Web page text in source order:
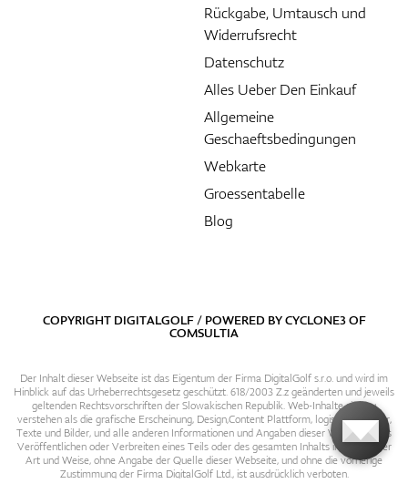
Rückgabe, Umtausch und
Widerrufsrecht
Datenschutz
Alles Ueber Den Einkauf
Allgemeine
Geschaeftsbedingungen
Webkarte
Groessentabelle
Blog
COPYRIGHT DIGITALGOLF / POWERED BYCYCLONE3OF
COMSULTIA
Der Inhalt dieser Webseite ist das Eigentum der Firma DigitalGolf s.r.o. und wird im
Hinblick auf das Urheberrechtsgesetz geschützt. 618/2003 Z.z geänderten und jeweils
geltenden Rechtsvorschriften der Slowakischen Republik. Web-Inhalte sind zu
verstehen als die grafische Erscheinung, Design,Content Plattform, logische Struktur,
Texte und Bilder, und alle anderen Informationen und Angaben dieser Webseite. Das
Veröffentlichen oder Verbreiten eines Teils oder des gesamten Inhalts in irgendeiner
Art und Weise, ohne Angabe der Quelle dieser Webseite, und ohne die vorherige
Zustimmung der Firma DigitalGolf Ltd., ist ausdrücklich verboten.